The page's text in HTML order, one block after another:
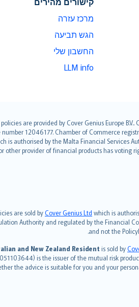
מרכז עזרה
הגש תביעה
החשבון שלי
LLM info
policies are provided by Cover Genius Europe
12046177. Chamber of Commerce
is authorised by the Malta Financial Services
other provider of financial products has voting
are sold byCover Genius Ltd which is
Authority and regulated by the Financial
and not the
and New Zealand Resident is sold by
is the issuer of the mutual risk
the advice is suitable for you and your